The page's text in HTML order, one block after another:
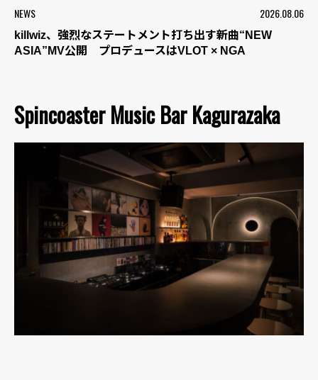
NEWS 2026.08.06
killwiz、強烈なステートメント打ち出す新曲“NEW
ASIA”MV公開 プロデュースはVLOT × NGA
Spincoaster Music Bar Kagurazaka